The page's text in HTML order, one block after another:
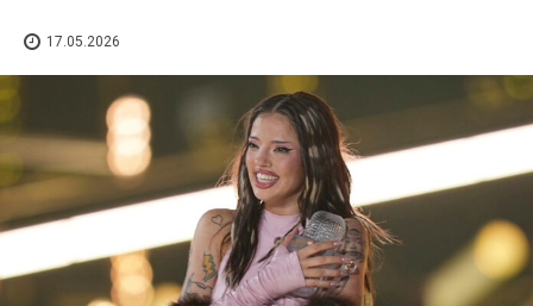
17.05.2026